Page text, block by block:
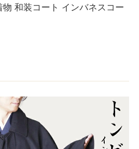
和装コート インバネスコー